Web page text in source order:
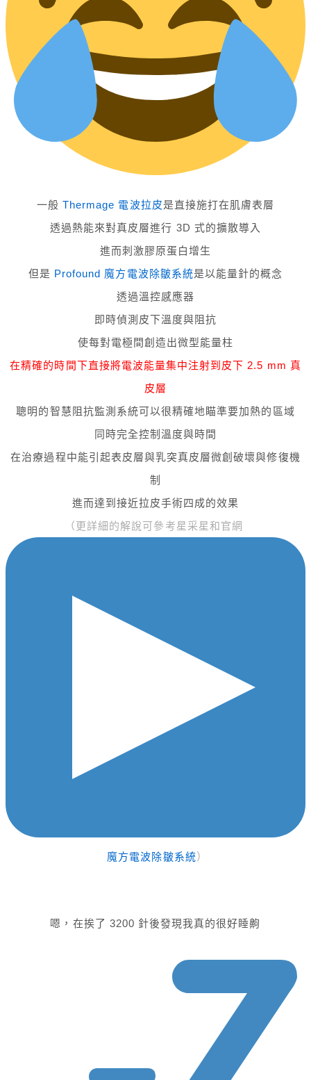
一般 Thermage 電波拉皮是直接施打在肌膚表層
透過熱能來對真皮層進行 3D 式的擴散導入
進而刺激膠原蛋白增生
但是 Profound 魔方電波除皺系統是以能量針的概念
透過溫控感應器
即時偵測皮下溫度與阻抗
使每對電極間創造出微型能量柱
在精確的時間下直接將電波能量集中注射到皮下 2.5 mm 真
皮層
聰明的智慧阻抗監測系統可以很精確地瞄準要加熱的區域
同時完全控制溫度與時間
在治療過程中能引起表皮層與乳突真皮層微創破壞與修復機
制
進而達到接近拉皮手術四成的效果
（更詳細的解說可參考星采星和官網
魔方電波除皺系統）
嗯，在挨了 3200 針後發現我真的很好睡齁